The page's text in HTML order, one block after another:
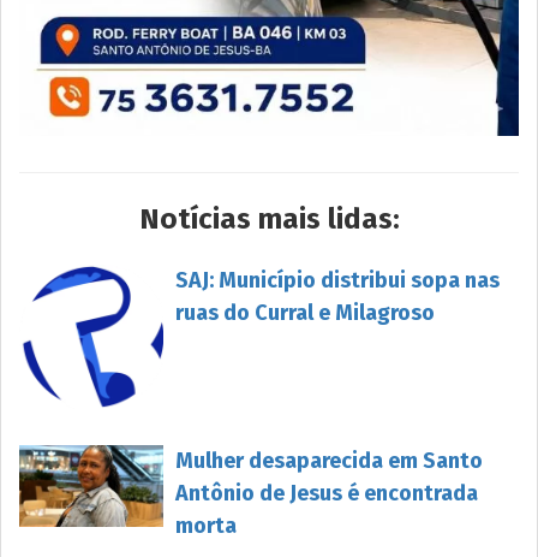
Notícias mais lidas:
SAJ: Município distribui sopa nas
ruas do Curral e Milagroso
Mulher desaparecida em Santo
Antônio de Jesus é encontrada
morta